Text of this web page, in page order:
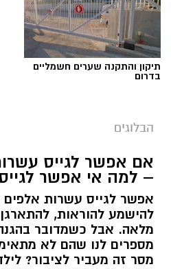
יש לכם מידע חשוב שטרם
חדשותי? מצאתם טעות
אותנו
תיקון והתקנה שערים חשמליים
בדרום
הבלוגים
אם אפשר לגייס
– למה אי אפשר
אפשר לגייס עשרות
להישמע להוראות,
מלאה. אבל כשמדובר
מספרים לנו שהם לא
מסר זה מעביר לציבור?